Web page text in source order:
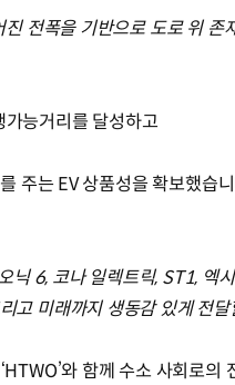
전폭을 기반으로 도로 위 존
능거리를 달성하고
주는 EV 상품성을 확보했습
6, 코나 일렉트릭, ST1, 엑
고 미래까지 생동감 있게 전
와 함께 수소 사회로의